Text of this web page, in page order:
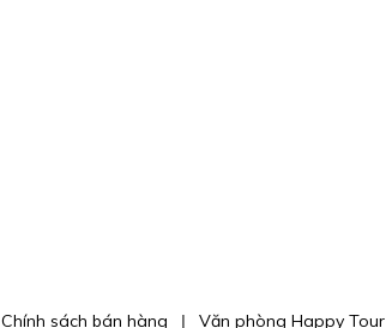
Chính sách bán hàng Văn phòng Happy Tour